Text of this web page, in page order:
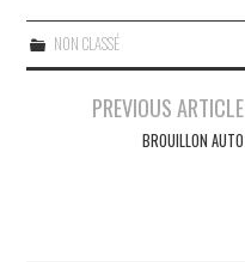
NON CLASSÉ
NavigationPREVIOUS ARTICLE
BROUILLON AUTO